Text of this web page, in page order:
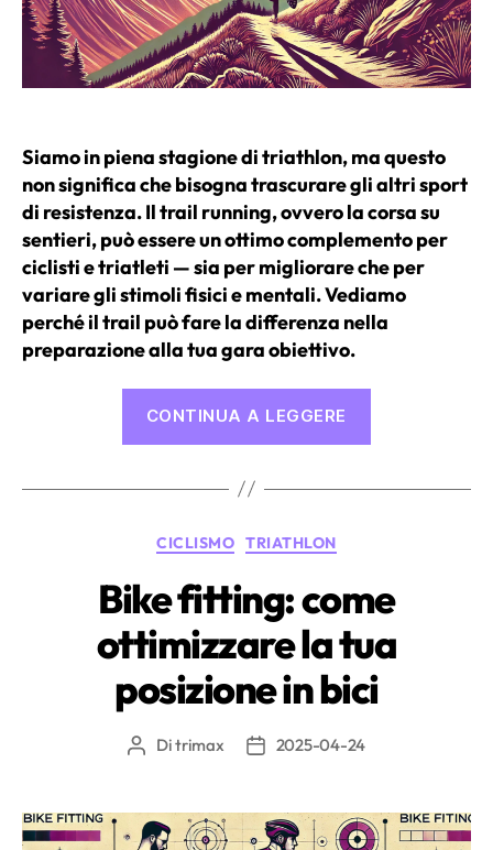
Siamo in piena stagione di triathlon, ma questo
non significa che bisogna trascurare gli altri sport
di resistenza. Il trail running, ovvero la corsa su
sentieri, può essere un ottimo complemento per
ciclisti e triatleti — sia per migliorare che per
variare gli stimoli fisici e mentali. Vediamo
perché il trail può fare la differenza nella
preparazione alla tua gara obiettivo.
CONTINUA A LEGGERE
benefici
Categorie
CICLISMO TRIATHLON
Bike fitting: come
ottimizzare la tua
posizione in bici
Autore
Ditrimax
Data2025-04-24